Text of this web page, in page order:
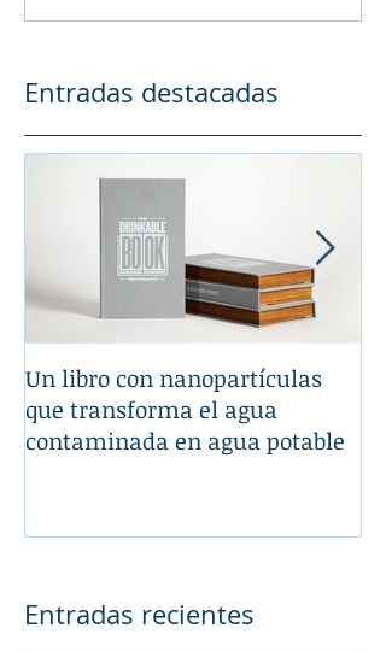
Entradas destacadas
Un libro con nanopartículas
que transforma el agua
contaminada en agua potable
Entradas recientes